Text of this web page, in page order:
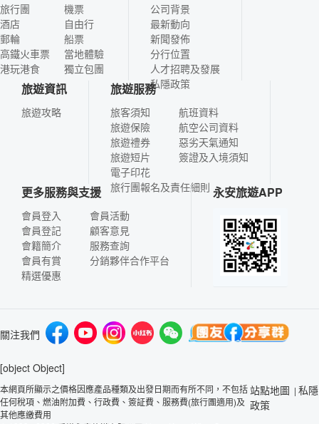
旅行團
酒店
郵輪
高鐵火車票
港玩港食
機票
自由行
船票
當地體驗
獨立包團
公司背景
最新動向
新聞發佈
分行位置
人才招聘及發展
私隱政策
旅遊資訊
旅遊攻略
旅遊服務
旅客須知
旅遊保險
旅遊禮券
旅遊短片
電子印花
航班資料
航空公司資料
惡劣天氣通知
簽證及入境須知
旅行團報名及責任細則
更多服務與支援
會員登入
會員登記
會籍簡介
會員有賞
精選優惠
會員活動
顧客意見
服務查詢
分銷夥伴合作平台
永安旅遊APP
關注我們
[object Object]
本網頁所顯示之價格因應產品種類及出發日期而有所不同，不包括
任何稅項、燃油附加費、行政費、簽証費、服務費(旅行團適用)及
其他應繳費用
站點地圖 | 私隱
政策